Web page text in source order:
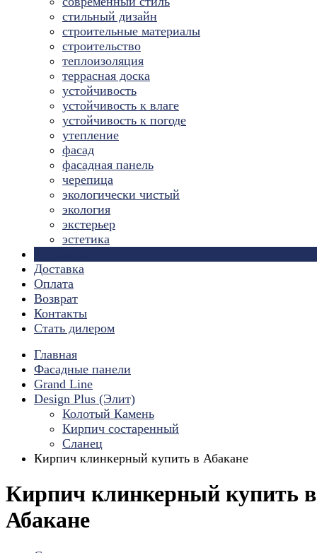
стильный дизайн
строительные материалы
строительство
теплоизоляция
террасная доска
устойчивость
устойчивость к влаге
устойчивость к погоде
утепление
фасад
фасадная панель
черепица
экологически чистый
экология
экстерьер
эстетика
Доставка
Оплата
Возврат
Контакты
Стать дилером
Главная
Фасадные панели
Grand Line
Design Plus (Элит)
Колотый Камень
Кирпич состаренный
Сланец
Кирпич клинкерный купить в Абакане
Кирпич клинкерный купить в
Абакане